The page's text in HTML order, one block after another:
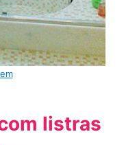
listras